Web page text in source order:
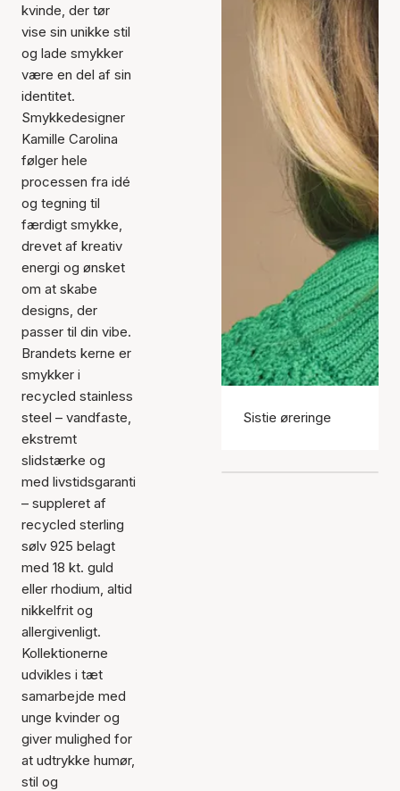
kvinde, der tør
vise sin unikke stil
og lade smykker
være en del af sin
identitet.
Smykkedesigner
Kamille Carolina
følger hele
processen fra idé
og tegning til
færdigt smykke,
drevet af kreativ
energi og ønsket
om at skabe
designs, der
passer til din vibe.
Brandets kerne er
smykker i
recycled stainless
steel – vandfaste,
ekstremt
slidstærke og
med livstidsgaranti
– suppleret af
recycled sterling
sølv 925 belagt
med 18 kt. guld
eller rhodium, altid
nikkelfrit og
allergivenligt.
Kollektionerne
udvikles i tæt
samarbejde med
unge kvinder og
giver mulighed for
at udtrykke humør,
stil og
Sistie øreringe